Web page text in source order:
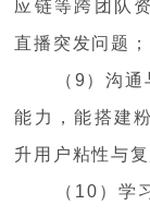
应链等跨团队
直播突发问题；
（9）沟
能力，能搭建
升用户粘性与复
（10）学